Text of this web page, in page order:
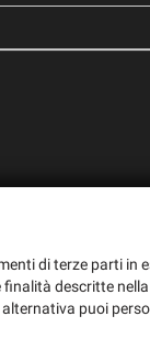
di terze parti in
descritte
puoi